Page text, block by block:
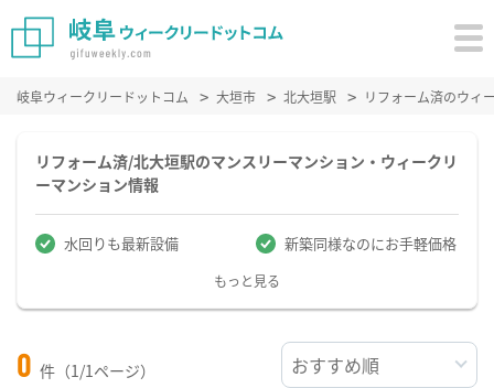
岐阜ウィークリードットコム 大垣市 北大垣駅 リフォーム済のウィ
リフォーム済/北大垣駅のマンスリーマンション・ウィークリ
ーマンション情報
水回りも最新設備 新築同様なのにお手軽価格
もっと見る
0 件（1/1ページ）